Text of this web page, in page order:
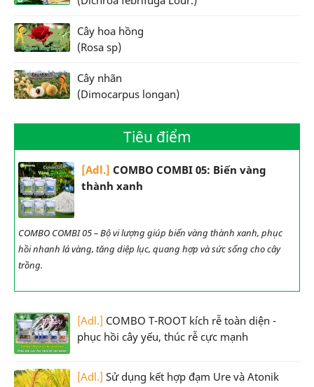
Cây hoa hồng
(Rosa sp)
Cây nhãn
(Dimocarpus longan)
Tiêu điểm
[Adl.] COMBO COMBI 05: Biến vàng
thành xanh
COMBO COMBI 05 – Bộ vi lượng giúp biến vàng thành xanh, phục
hồi nhanh lá vàng, tăng diệp lục, quang hợp và sức sống cho cây
trồng.
[Adl.] COMBO T-ROOT kích rễ toàn diện -
phục hồi cây yếu, thúc rễ cực mạnh
[Adl.] Sử dụng kết hợp đạm Ure và Atonik